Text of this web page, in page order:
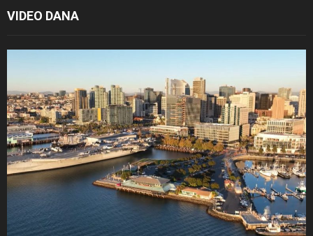
VIDEO DANA